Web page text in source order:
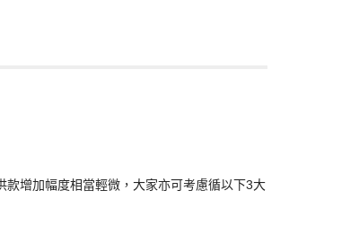
增加幅度相當輕微，大家亦可考慮循以下3大